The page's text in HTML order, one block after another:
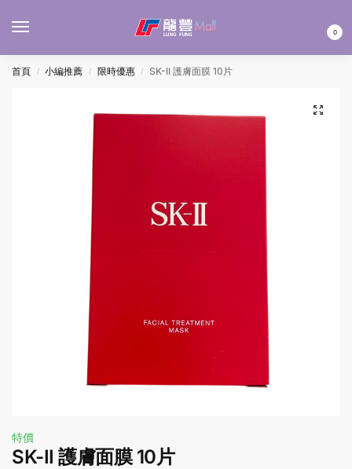
0
首頁 / 小編推薦 / 限時優惠 / SK-II 護膚面膜 10片
特價
SK-II 護膚面膜 10片